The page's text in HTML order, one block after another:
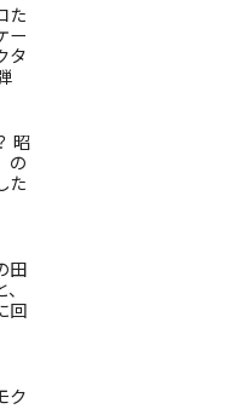
た
ー
タ
昭
の
た
田
回
ク